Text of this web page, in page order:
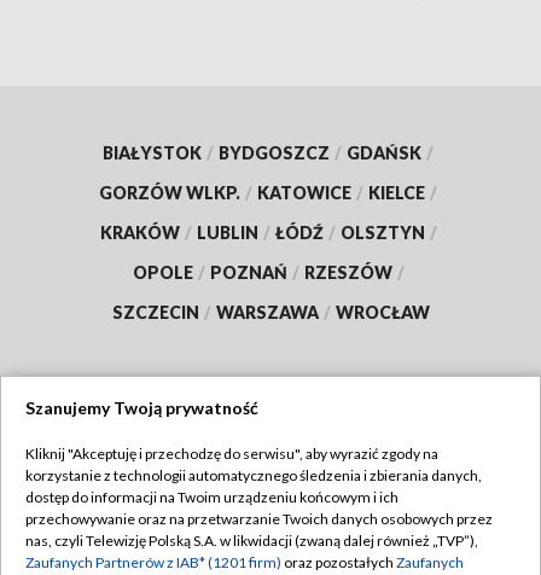
BIAŁYSTOK / BYDGOSZCZ / GDAŃSK /
GORZÓW WLKP. / KATOWICE / KIELCE /
KRAKÓW / LUBLIN / ŁÓDŹ / OLSZTYN /
OPOLE / POZNAŃ / RZESZÓW /
SZCZECIN / WARSZAWA / WROCŁAW
TVP
Abonament TVP
Emisja w TVP
Regulamin TVP
Polityka prywatności
Szanujemy Twoją prywatność
Kliknij "Akceptuję i przechodzę do serwisu", aby wyrazić zgody na
korzystanie z technologii automatycznego śledzenia i zbierania danych,
dostęp do informacji na Twoim urządzeniu końcowym i ich
przechowywanie oraz na przetwarzanie Twoich danych osobowych przez
nas, czyli Telewizję Polską S.A. w likwidacji (zwaną dalej również „TVP”),
Zaufanych Partnerów z IAB* (1201 firm) oraz pozostałych Zaufanych